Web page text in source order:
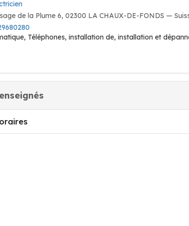
de la Plume 6, 02300 LA CHAUX-DE-FONDS —
Téléphones, installation de, installation et